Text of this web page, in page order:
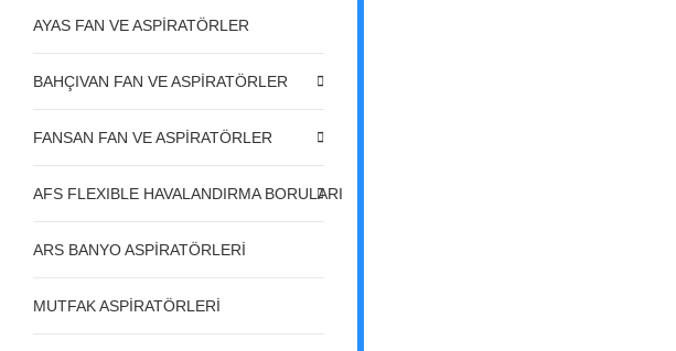
AYAS FAN VE ASPİRATÖRLER
BAHÇIVAN FAN VE ASPİRATÖRLER
FANSAN FAN VE ASPİRATÖRLER
AFS FLEXIBLE HAVALANDIRMA BORULARI
ARS BANYO ASPİRATÖRLERİ
MUTFAK ASPİRATÖRLERİ